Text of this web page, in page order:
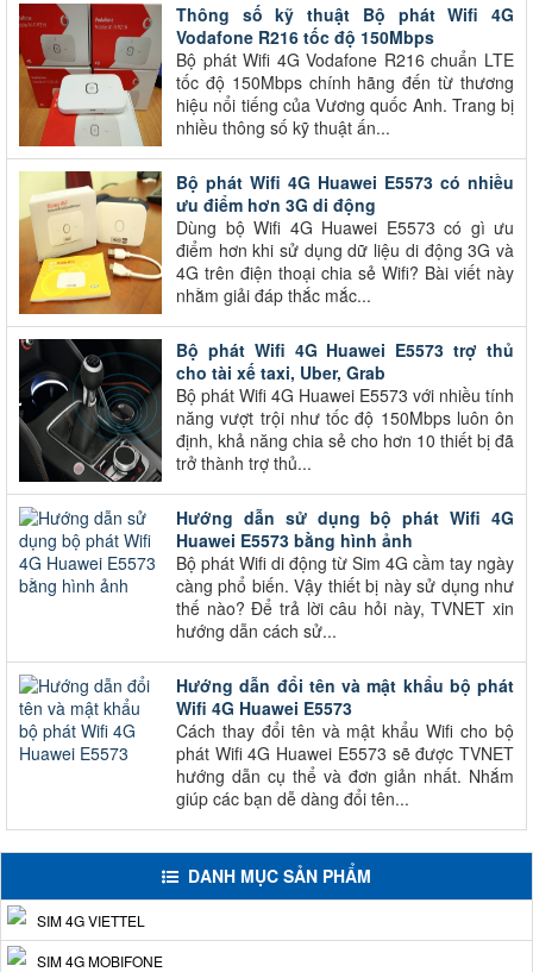
Thông số kỹ thuật Bộ phát Wifi 4G
Vodafone R216 tốc độ 150Mbps
Bộ phát Wifi 4G Vodafone R216 chuẩn LTE
tốc độ 150Mbps chính hãng đến từ thương
hiệu nổi tiếng của Vương quốc Anh. Trang bị
nhiều thông số kỹ thuật ấn...
Bộ phát Wifi 4G Huawei E5573 có nhiều
ưu điểm hơn 3G di động
Dùng bộ Wifi 4G Huawei E5573 có gì ưu
điểm hơn khi sử dụng dữ liệu di động 3G và
4G trên điện thoại chia sẻ Wifi? Bài viết này
nhằm giải đáp thắc mắc...
Bộ phát Wifi 4G Huawei E5573 trợ thủ
cho tài xế taxi, Uber, Grab
Bộ phát Wifi 4G Huawei E5573 với nhiều tính
năng vượt trội như tốc độ 150Mbps luôn ôn
định, khả năng chia sẻ cho hơn 10 thiết bị đã
trở thành trợ thủ...
Hướng dẫn sử dụng bộ phát Wifi 4G
Huawei E5573 bằng hình ảnh
Bộ phát Wifi di động từ Sim 4G cầm tay ngày
càng phổ biến. Vậy thiết bị này sử dụng như
thế nào? Để trả lời câu hỏi này, TVNET xin
hướng dẫn cách sử...
Hướng dẫn đổi tên và mật khẩu bộ phát
Wifi 4G Huawei E5573
Cách thay đổi tên và mật khẩu Wifi cho bộ
phát Wifi 4G Huawei E5573 sẽ được TVNET
hướng dẫn cụ thể và đơn giản nhất. Nhắm
giúp các bạn dễ dàng đổi tên...
DANH MỤC SẢN PHẨM
SIM 4G VIETTEL
SIM 4G MOBIFONE